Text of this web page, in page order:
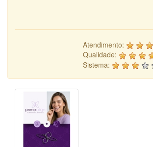
Atendimento:
Qualidade:
Sistema: